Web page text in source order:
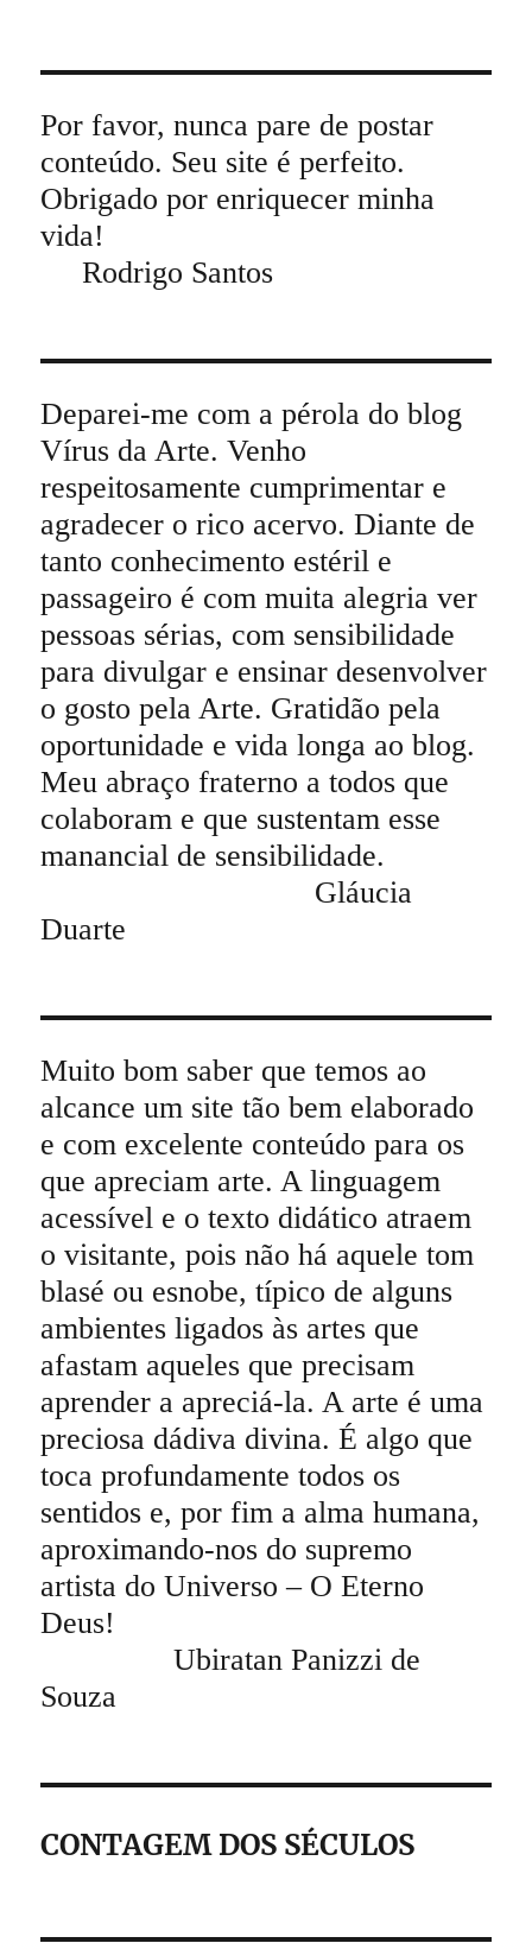
Por favor, nunca pare de postar
conteúdo. Seu site é perfeito.
Obrigado por enriquecer minha
vida!
Rodrigo Santos
Deparei-me com a pérola do blog
Vírus da Arte. Venho
respeitosamente cumprimentar e
agradecer o rico acervo. Diante de
tanto conhecimento estéril e
passageiro é com muita alegria ver
pessoas sérias, com sensibilidade
para divulgar e ensinar desenvolver
o gosto pela Arte. Gratidão pela
oportunidade e vida longa ao blog.
Meu abraço fraterno a todos que
colaboram e que sustentam esse
manancial de sensibilidade.
Gláucia
Duarte
Muito bom saber que temos ao
alcance um site tão bem elaborado
e com excelente conteúdo para os
que apreciam arte. A linguagem
acessível e o texto didático atraem
o visitante, pois não há aquele tom
blasé ou esnobe, típico de alguns
ambientes ligados às artes que
afastam aqueles que precisam
aprender a apreciá-la. A arte é uma
preciosa dádiva divina. É algo que
toca profundamente todos os
sentidos e, por fim a alma humana,
aproximando-nos do supremo
artista do Universo – O Eterno
Deus!
Ubiratan Panizzi de
Souza
CONTAGEM DOS SÉCULOS